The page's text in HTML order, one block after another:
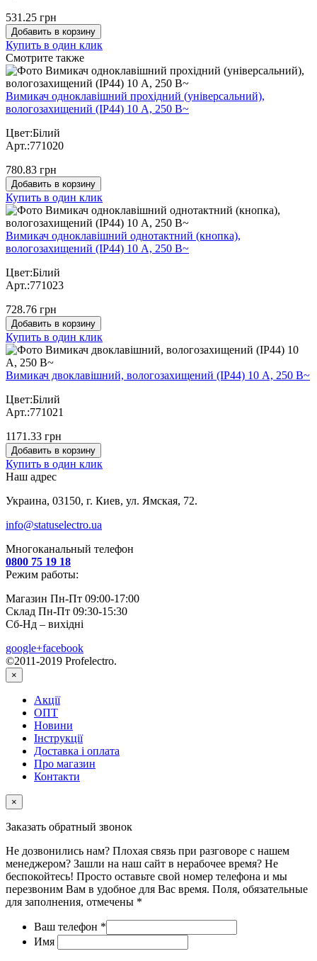
531.25 грн
Добавить в корзину
Купить в один клик
Cмотрите также
Вимикач одноклавішний прохідний (універсальний),
вологозахищений (IP44) 10 А, 250 В~
Цвет:Білий
Арт.:771020
780.83 грн
Добавить в корзину
Купить в один клик
Вимикач одноклавішний однотактний (кнопка),
вологозахищений (IP44) 10 А, 250 В~
Цвет:Білий
Арт.:771023
728.76 грн
Добавить в корзину
Купить в один клик
Вимикач двоклавішний, вологозахищений (IP44) 10 А, 250 В~
Цвет:Білий
Арт.:771021
1171.33 грн
Добавить в корзину
Купить в один клик
Наш адрес
Украина, 03150, г. Киев, ул. Ямская, 72.
info@statuselectro.ua
Многоканальный телефон
0800 75 19 18
Режим работы:
Магазин Пн-Пт 09:00-17:00
Склад Пн-Пт 09:30-15:30
Сб-Нд – вихідні
google+facebook
©2011-2019 Profelectro.
×
Акції
ОПТ
Новини
Інструкції
Доставка і оплата
Про магазин
Контакти
×
Заказать обратный звонок
Не дозвонились нам? Плохая связь при разговоре с нашем
менеджером? Зашли на наш сайт в нерабочее время? Не
беспокойтесь! Просто оставьте свой номер телефона и мы
перезвоним Вам в удобное для Вас время. Поля, обязательные
для заполнения, отмечены *
Ваш телефон *
Имя